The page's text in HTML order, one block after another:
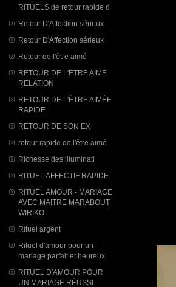
RITUELS de retour rapide d
Retour D'Affection sérieux
Retour D'Affection sérieux
Retour de l'être aimé
RETOUR DE L'ETRE AIME
RELATION
RETOUR DE L'ÊTRE AIMÉE
RAPIDE
RETOUR DE SON EX
retour rapide de l'être aimé
Richesse des illuminati
RITUEL AFFECTIF RAPIDE
RITUEL AMOUR - MARIAGE
AVEC MAITRE MARABOUT
WIRIKO
Rituel argent
Rituel d'amour pour un
mariage parfait et heureux
RITUEL D'AMOUR POUR
UN MARIAGE RÉUSSI